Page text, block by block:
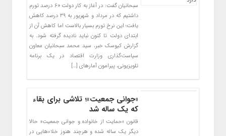
سبحانیان گفت: در آغاز به کار دولت ۶۰ درصد تورم
داشتیم که در مرداد و شهریور به ۳۹ درصد کاهش
یافت؛ این نرخ تورم بسیار بالاست اما کاهش آن از
ابتدای دولت تا کنون نباید نادیده گرفته شود. به
گزارش کیوسک خبر، سید محمد سبحانیان معاون
سیاست‌گذاری وزارت اقتصاد در یک برنامه
تلویزیونی، پیرامون آمارهای […]
«جوانی جمعیت»؛ تلاشی برای بقاء
که یک ساله شد
قانون «حمایت از خانواده و جوانی جمعیت» حالا
دیگر یک ساله شده و هرچند هنوز خلاء‌هایی در